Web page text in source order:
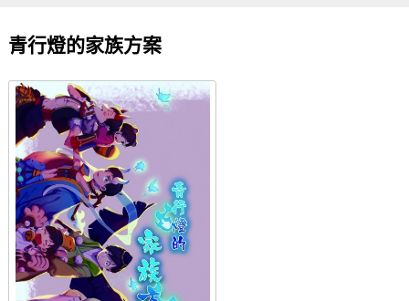
會員功能選單
會員中心
註冊會員
登入
青行燈的家族方案